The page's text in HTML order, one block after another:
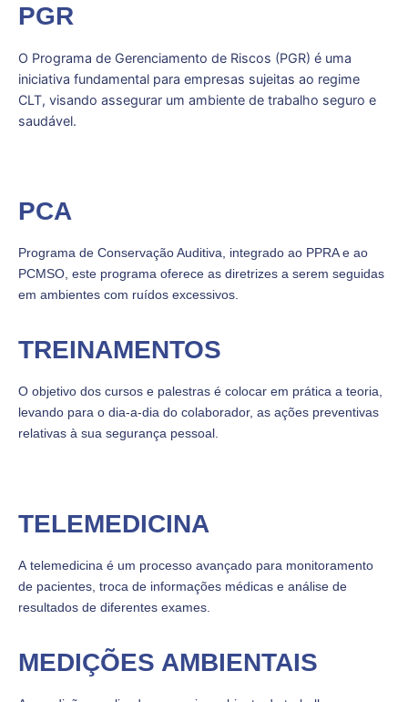
PGR
O Programa de Gerenciamento de Riscos (PGR) é uma
iniciativa fundamental para empresas sujeitas ao regime
CLT, visando assegurar um ambiente de trabalho seguro e
saudável.
PCA
Programa de Conservação Auditiva, integrado ao PPRA e ao
PCMSO, este programa oferece as diretrizes a serem seguidas
em ambientes com ruídos excessivos.
TREINAMENTOS
O objetivo dos cursos e palestras é colocar em prática a teoria,
levando para o dia-a-dia do colaborador, as ações preventivas
relativas à sua segurança pessoal.
TELEMEDICINA
A telemedicina é um processo avançado para monitoramento
de pacientes, troca de informações médicas e análise de
resultados de diferentes exames.
MEDIÇÕES AMBIENTAIS